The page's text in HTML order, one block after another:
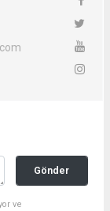
Gönder
ve